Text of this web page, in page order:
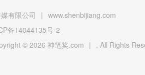
有限公司 | www.shenbijiang.com
备14044135号-2
© 2026 神笔奖.com | , All Rights